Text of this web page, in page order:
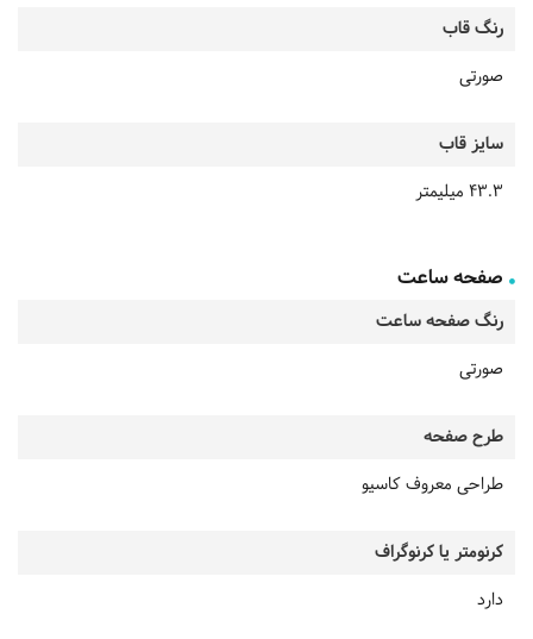
رنگ قاب
صورتی
سایز قاب
43.3 میلیمتر
صفحه ساعت
رنگ صفحه ساعت
صورتی
طرح صفحه
طراحی معروف کاسیو
کرنومتر یا کرنوگراف
دارد